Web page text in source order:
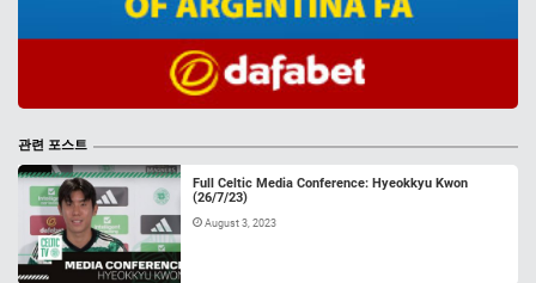
관련 포스트
Full Celtic Media Conference: Hyeokkyu Kwon
(26/7/23)
August 3, 2023